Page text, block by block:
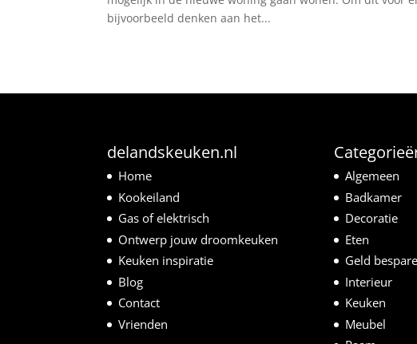
bijvoorbeeld denken aan het...
delandskeuken.nl
Home
Kookeiland
Gas of elektrisch
Ontwerp jouw droomkeuken
Keuken inspiratie
Blog
Contact
Vrienden
Algemeen
Badkamer
Decoratie
Eten
Geld
Interieur
Keuken
Meubel